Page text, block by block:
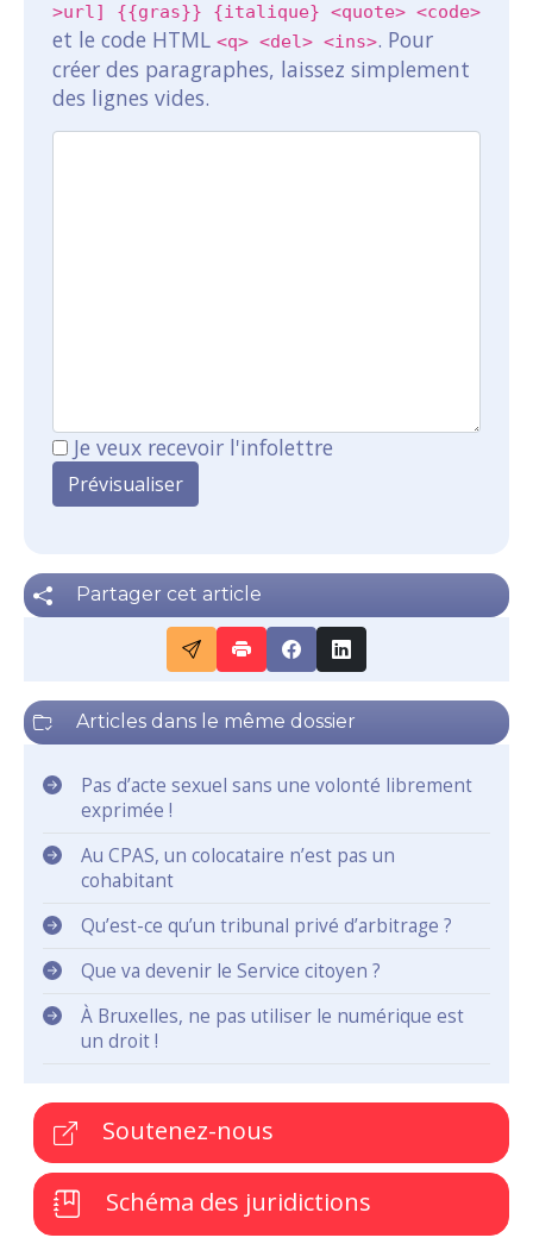
>url] {{gras}} {italique} <quote> <code>
et le code HTML <q> <del> <ins>. Pour
créer des paragraphes, laissez simplement
des lignes vides.
Je veux recevoir l'infolettre
Partager cet article
Articles dans le même dossier
Pas d’acte sexuel sans une volonté librement
exprimée !
Au CPAS, un colocataire n’est pas un
cohabitant
Qu’est-ce qu’un tribunal privé d’arbitrage ?
Que va devenir le Service citoyen ?
À Bruxelles, ne pas utiliser le numérique est
un droit !
Soutenez-nous
Schéma des juridictions